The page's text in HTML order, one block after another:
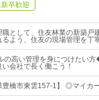
卒歓迎
職として、住友林業の新築戸
るよう、住友の現場管理を丁
の高い管理を身につけたい
会社で長く働こう！
豊橋市東雲157-1】 ◎マイ